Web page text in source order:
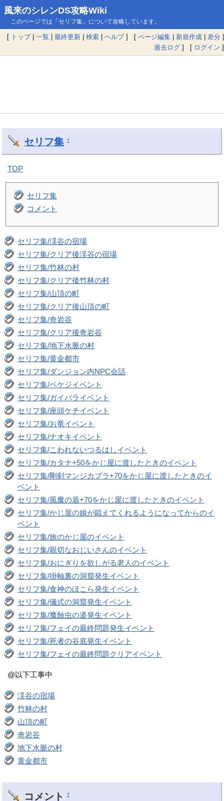
風来のシレンDS攻略Wiki
このページでは「セリフ集」について攻略しています。
[ トップ| 一覧 | 最終更新 | 検索 | ヘルプ] [ ページ編集 | 新規作成 | 差分 |
過去ログ ] [ ログイン ]
セリフ集 †
TOP
セリフ集
コメント
セリフ集/渓谷の宿場
セリフ集/クリア後渓谷の宿場
セリフ集/竹林の村
セリフ集/クリア後竹林の村
セリフ集/山頂の町
セリフ集/クリア後山頂の町
セリフ集/奇岩谷
セリフ集/クリア後奇岩谷
セリフ集/地下水脈の村
セリフ集/黄金都市
セリフ集/ダンジョン内NPC会話
セリフ集/ペケジイベント
セリフ集/ガイバライベント
セリフ集/座頭ケチイベント
セリフ集/お竜イベント
セリフ集/ナオキイベント
セリフ集/こわれないつるはしイベント
セリフ集/カタナ+50をかじ屋に渡したときのイベント
セリフ集/剛剣マンジカブラ+70をかじ屋に渡したときのイ
ベント
セリフ集/風魔の盾+70をかじ屋に渡したときのイベント
セリフ集/かじ屋の娘が鍛えてくれるようになってからのイ
ベント
セリフ集/旅のかじ屋のイベント
セリフ集/親切なおじいさんのイベント
セリフ集/おにぎりを欲しがる老人のイベント
セリフ集/掛軸裏の洞窟発生イベント
セリフ集/食神のほこら発生イベント
セリフ集/儀式の洞窟発生イベント
セリフ集/魔蝕虫の道発生イベント
セリフ集/フェイの最終問題発生イベント
セリフ集/死者の谷底発生イベント
セリフ集/フェイの最終問題クリアイベント
@以下工事中
渓谷の宿場
竹林の村
山頂の町
奇岩谷
地下水脈の村
黄金都市
コメント †